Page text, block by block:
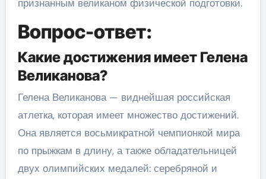
признанным великаном физической подготовки.
Вопрос-ответ:
Какие достижения имеет Гелена
Великанова?
Гелена Великанова — виднейшая российская
атлетка, которая имеет множество достижений.
Она является восьмикратной чемпионкой мира
по прыжкам в длину, а также обладательницей
двух олимпийских медалей: серебряной и